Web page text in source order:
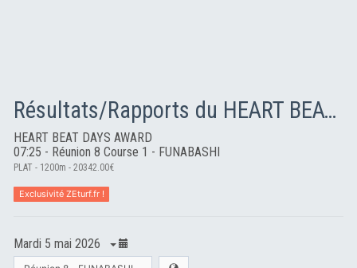
Résultats/Rapports du HEART BEAT DAYS AWARD
HEART BEAT DAYS AWARD
07:25 - Réunion 8 Course 1 - FUNABASHI
PLAT - 1200m - 20342.00€
Exclusivité ZEturf.fr !
Mardi 5 mai 2026